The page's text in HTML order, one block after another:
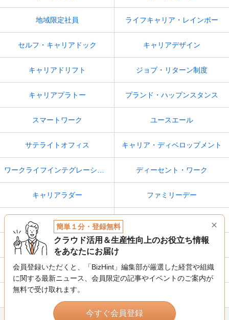
地域限定社員 ライフキャリア・レインボー
セルフ・キャリアドック キャリアデザイン
キャリアドリフト ジョブ・リターン制度
キャリアプラトー プランド・ハップンスタンス
スマートワーク ユースエール
サテライトオフィス キャリア・ディベロップメント
ワークライフインテグレーション ディーセント・ワーク
キャリアラダー ファミリーデー
労働力人口
定年後再雇用 若者雇用促進法
障害者雇用促進法 休み方改革
フリーアドレス
簡単１分・登録無料
クラウド活用＆生産性向上のお役立ち情報
をあなたにお届け
会員登録いただくと、「BizHint」編集部が厳選した経営や組織
に関する最新ニュース、 会員限定の記事やイベントのご案内が
無料で受け取れます。
今すぐ会員登録